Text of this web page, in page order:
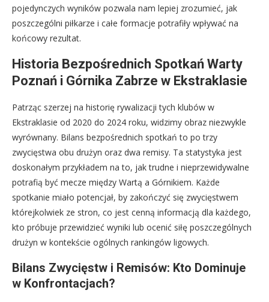
pojedynczych wyników pozwala nam lepiej zrozumieć, jak
poszczególni piłkarze i całe formacje potrafiły wpływać na
końcowy rezultat.
Historia Bezpośrednich Spotkań Warty
Poznań i Górnika Zabrze w Ekstraklasie
Patrząc szerzej na historię rywalizacji tych klubów w
Ekstraklasie od 2020 do 2024 roku, widzimy obraz niezwykle
wyrównany. Bilans bezpośrednich spotkań to po trzy
zwycięstwa obu drużyn oraz dwa remisy. Ta statystyka jest
doskonałym przykładem na to, jak trudne i nieprzewidywalne
potrafią być mecze między Wartą a Górnikiem. Każde
spotkanie miało potencjał, by zakończyć się zwycięstwem
którejkolwiek ze stron, co jest cenną informacją dla każdego,
kto próbuje przewidzieć wyniki lub ocenić siłę poszczególnych
drużyn w kontekście ogólnych rankingów ligowych.
Bilans Zwycięstw i Remisów: Kto Dominuje
w Konfrontacjach?